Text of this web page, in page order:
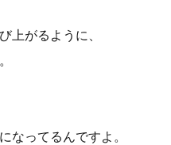
上がるように、
なってるんですよ。